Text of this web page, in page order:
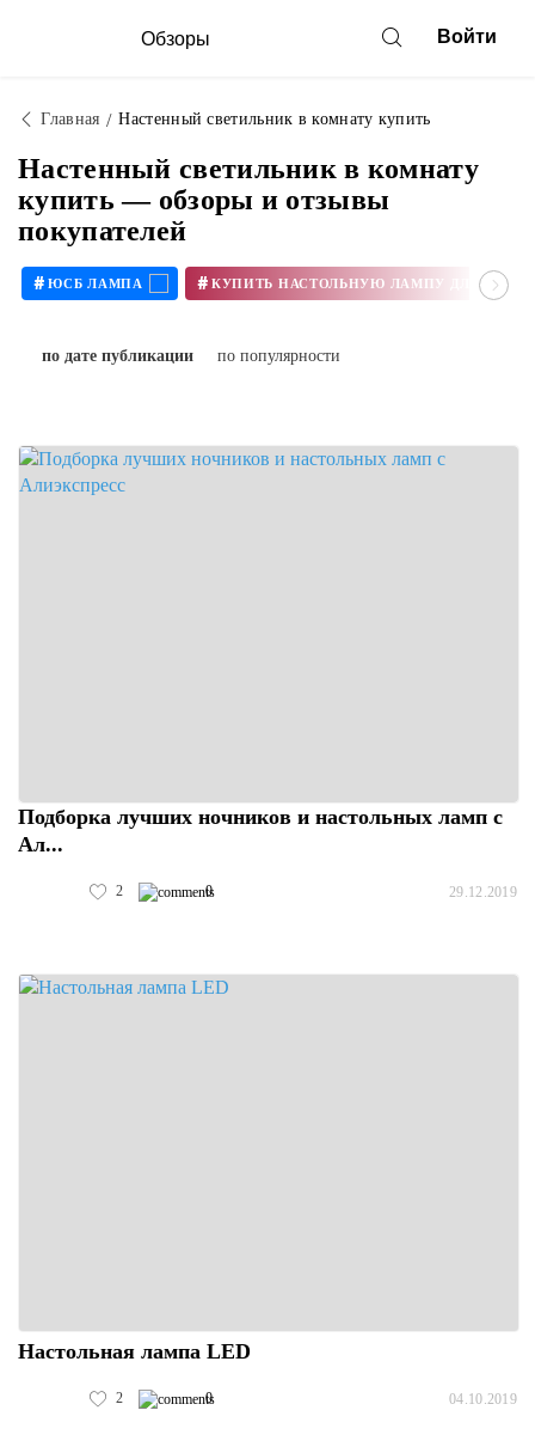
Обзоры Войти
Главная Настенный светильник в комнату купить
Настенный светильник в комнату
купить — обзоры и отзывы
покупателей
# ЮСБ ЛАМПА #
по дате публикации по популярности
Подборка лучших ночников и настольных ламп с
Ал...
2 0 29.12.2019
Настольная лампа LED
2 0 04.10.2019